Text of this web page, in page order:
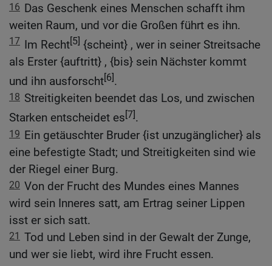
16 Das Geschenk eines Menschen schafft ihm
weiten Raum, und vor die Großen führt es ihn.
17 Im Recht[5] {scheint} , wer in seiner Streitsache
als Erster {auftritt} , {bis} sein Nächster kommt
und ihn ausforscht[6].
18 Streitigkeiten beendet das Los, und zwischen
Starken entscheidet es[7].
19 Ein getäuschter Bruder {ist unzugänglicher} als
eine befestigte Stadt; und Streitigkeiten sind wie
der Riegel einer Burg.
20 Von der Frucht des Mundes eines Mannes
wird sein Inneres satt, am Ertrag seiner Lippen
isst er sich satt.
21 Tod und Leben sind in der Gewalt der Zunge,
und wer sie liebt, wird ihre Frucht essen.